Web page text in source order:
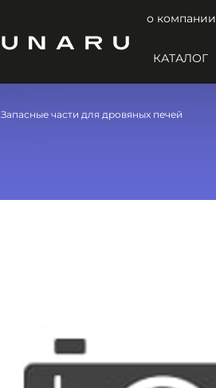
о компании
КАТАЛОГ
Запасные части для дровяных печей